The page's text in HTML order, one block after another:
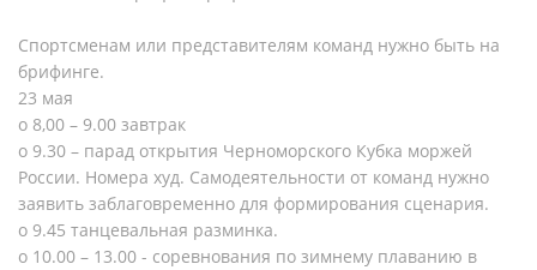
Спортсменам или представителям команд нужно быть на
брифинге.
23 мая
o 8,00 – 9.00 завтрак
o 9.30 – парад открытия Черноморского Кубка моржей
России. Номера худ. Самодеятельности от команд нужно
заявить заблаговременно для формирования сценария.
o 9.45 танцевальная разминка.
o 10.00 – 13.00 - соревнования по зимнему плаванию в